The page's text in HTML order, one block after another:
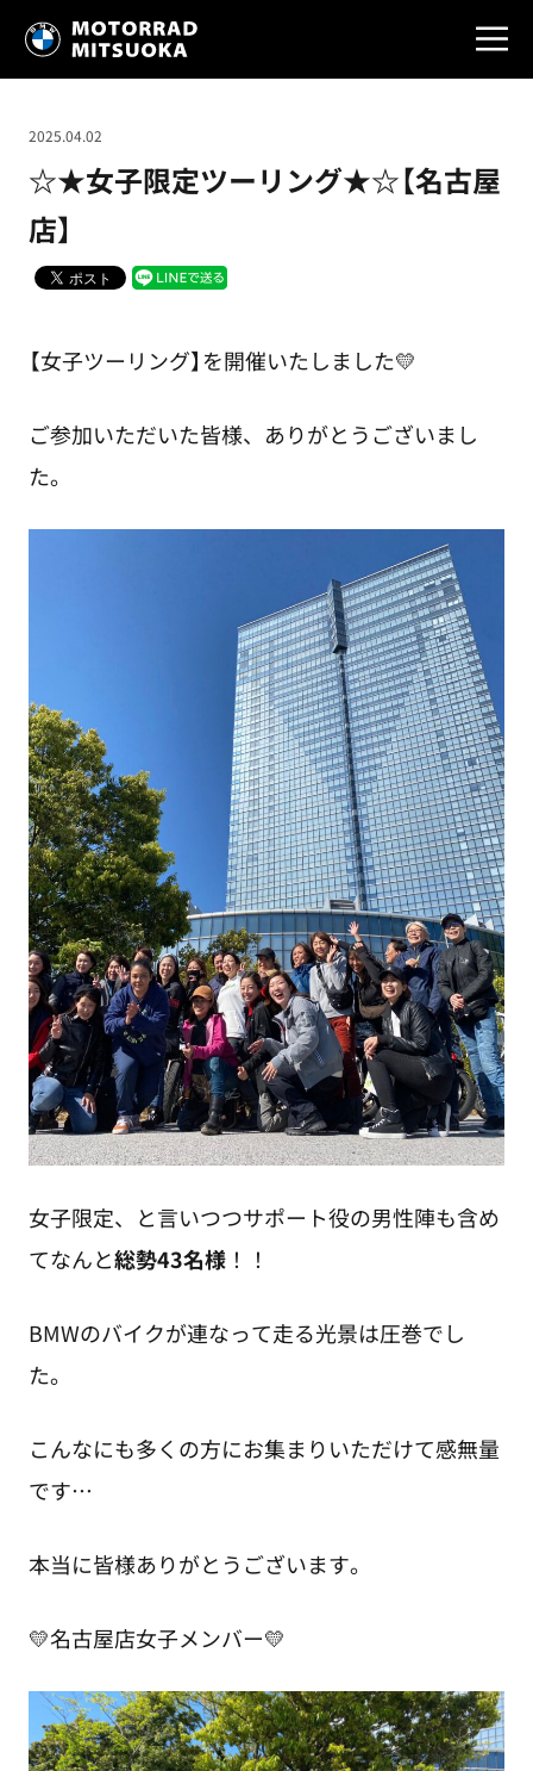
☆★女子限定ツーリング★☆【名古屋
店】
2025.04.02
【女子ツーリング】を開催いたしました💛
ご参加いただいた皆様、ありがとうございまし
た。
女子限定、と言いつつサポート役の男性陣も含め
てなんと総勢43名様！！
BMWのバイクが連なって走る光景は圧巻でし
た。
こんなにも多くの方にお集まりいただけて感無量
です…
本当に皆様ありがとうございます。
💛名古屋店女子メンバー💛